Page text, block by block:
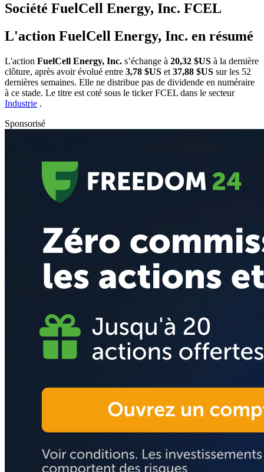
Société FuelCell Energy, Inc. FCEL
L'action FuelCell Energy, Inc. en résumé
L'action FuelCell Energy, Inc. s’échange à 20,32 $US à la dernière
clôture, après avoir évolué entre 3,78 $US et 37,88 $US sur les 52
dernières semaines. Elle ne distribue pas de dividende en numéraire
à ce stade. Le titre est coté sous le tickerFCEL dans le secteur
Industrie .
Sponsorisé